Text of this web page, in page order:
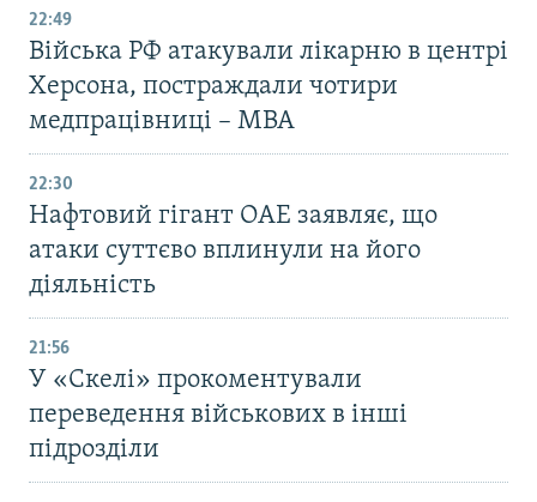
22:49
Війська РФ атакували лікарню в центрі
Херсона, постраждали чотири
медпрацівниці – МВА
22:30
Нафтовий гігант ОАЕ заявляє, що
атаки суттєво вплинули на його
діяльність
21:56
У «Скелі» прокоментували
переведення військових в інші
підрозділи